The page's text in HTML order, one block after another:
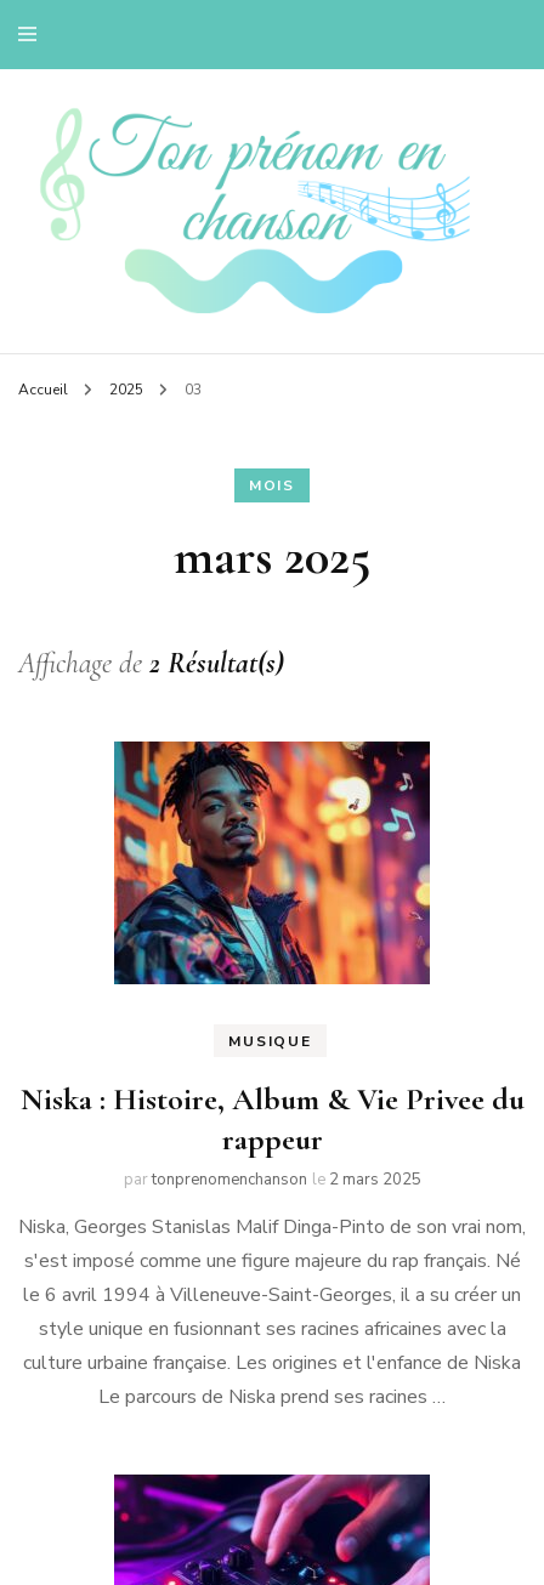
Petit blog musique de Bertille
Accueil 2025 03
MOIS
mars 2025
Affichage de 2 Résultat(s)
MUSIQUE
Niska : Histoire, Album & Vie Privee du
rappeur
partonprenomenchanson le 2 mars 2025
Niska, Georges Stanislas Malif Dinga-Pinto de son vrai nom,
s'est imposé comme une figure majeure du rap français. Né
le 6 avril 1994 à Villeneuve-Saint-Georges, il a su créer un
style unique en fusionnant ses racines africaines avec la
culture urbaine française. Les origines et l'enfance de Niska
Le parcours de Niska prend ses racines …